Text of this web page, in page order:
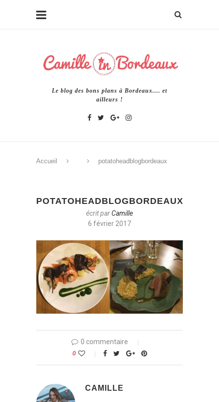
Le blog des bons plans à Bordeaux.... et
ailleurs !
Accueil potatoheadblogbordeaux
POTATOHEADBLOGBORDEAUX
écrit parCamille
6 février 2017
0 commentaire
0
CAMILLE